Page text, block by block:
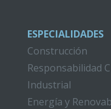
ESPECIALIDADES
Construcción
Responsabilidad
Industrial
Energía y